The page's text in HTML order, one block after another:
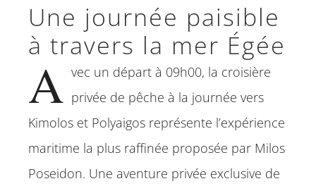
Une journée paisible
à travers la mer Égée
A vec un départ à 09h00, la croisière
privée de pêche à la journée vers
Kimolos et Polyaigos représente l’expérience
maritime la plus raffinée proposée par Milos
Poseidon. Une aventure privée exclusive de